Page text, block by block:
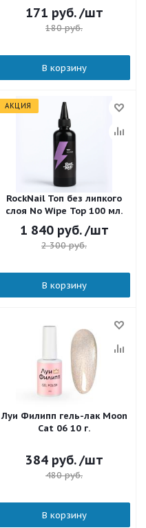
NB#9
171 руб. /шт
180руб.
В корзину
АКЦИЯ
RockNail Топ без липкого
слоя No Wipe Top 100 мл.
1 840руб. /шт
2 300руб.
В корзину
Луи Филипп гель-лак Moon
Cat 06 10 г.
384руб. /шт
480руб.
В корзину